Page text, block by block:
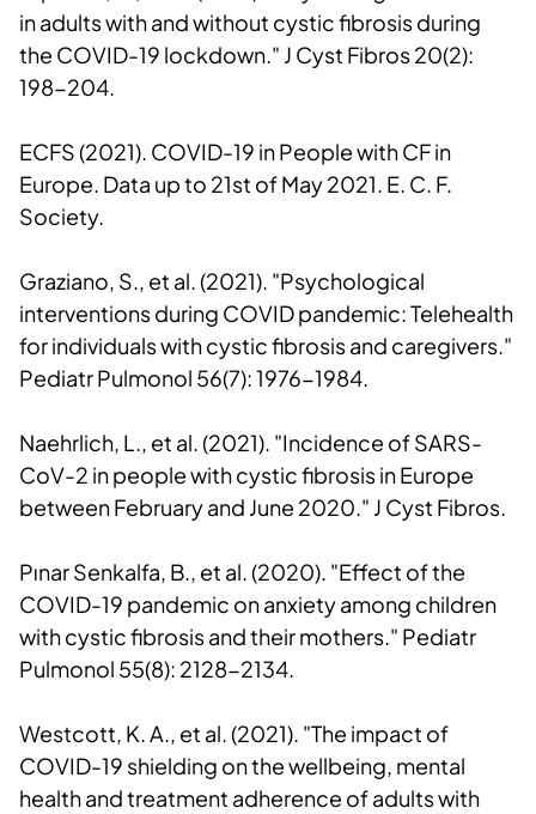
in adults with and without cystic fibrosis during
the COVID-19 lockdown." J Cyst Fibros 20(2):
198-204.
ECFS (2021). COVID-19 in People with CF in
Europe. Data up to 21st of May 2021. E. C. F.
Society.
Graziano, S., et al. (2021). "Psychological
interventions during COVID pandemic: Telehealth
for individuals with cystic fibrosis and caregivers."
Pediatr Pulmonol 56(7): 1976-1984.
Naehrlich, L., et al. (2021). "Incidence of SARS-
CoV-2 in people with cystic fibrosis in Europe
between February and June 2020." J Cyst Fibros.
Pınar Senkalfa, B., et al. (2020). "Effect of the
COVID-19 pandemic on anxiety among children
with cystic fibrosis and their mothers." Pediatr
Pulmonol 55(8): 2128-2134.
Westcott, K. A., et al. (2021). "The impact of
COVID-19 shielding on the wellbeing, mental
health and treatment adherence of adults with